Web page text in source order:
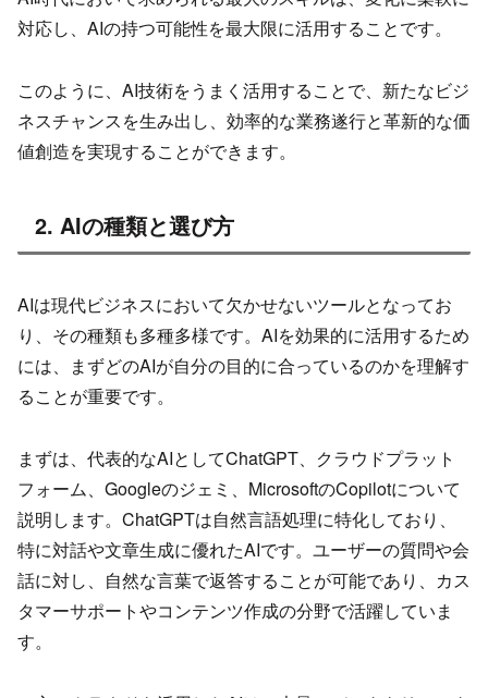
対応し、AIの持つ可能性を最大限に活用することです。
このように、AI技術をうまく活用することで、新たなビジ
ネスチャンスを生み出し、効率的な業務遂行と革新的な価
値創造を実現することができます。
2. AIの種類と選び方
AIは現代ビジネスにおいて欠かせないツールとなってお
り、その種類も多種多様です。AIを効果的に活用するため
には、まずどのAIが自分の目的に合っているのかを理解す
ることが重要です。
まずは、代表的なAIとしてChatGPT、クラウドプラット
フォーム、Googleのジェミ、MicrosoftのCopilotについて
説明します。ChatGPTは自然言語処理に特化しており、
特に対話や文章生成に優れたAIです。ユーザーの質問や会
話に対し、自然な言葉で返答することが可能であり、カス
タマーサポートやコンテンツ作成の分野で活躍していま
す。